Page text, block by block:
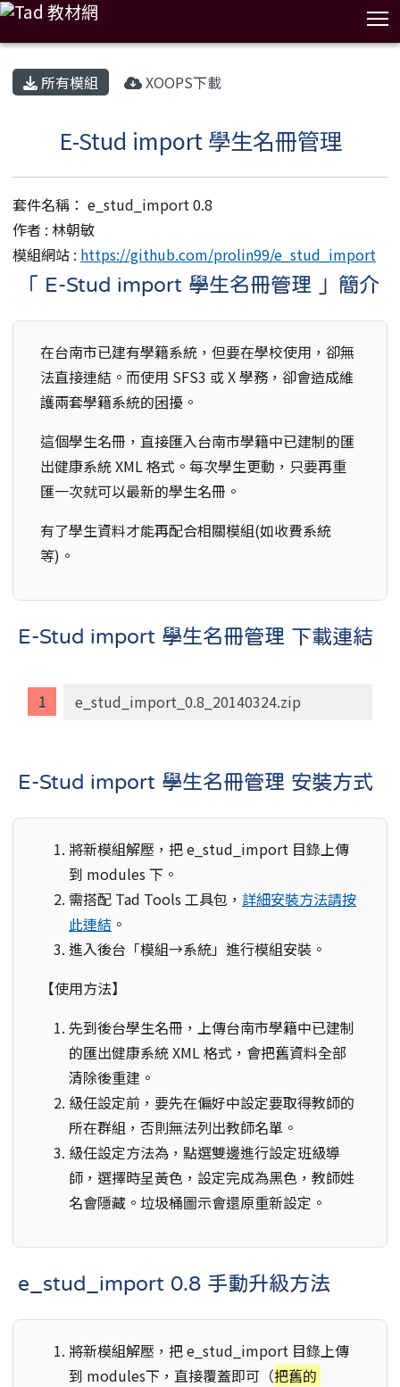
所有模組 XOOPS下載
E-Stud import 學生名冊管理
套件名稱： e_stud_import 0.8
作者 : 林朝敏
模組網站 : https://github.com/prolin99/e_stud_import
「 E-Stud import 學生名冊管理 」簡介
在台南市已建有學籍系統，但要在學校使用，卻無
法直接連結。而使用 SFS3 或 X 學務，卻會造成維
護兩套學籍系統的困擾。
這個學生名冊，直接匯入台南市學籍中已建制的匯
出健康系統 XML 格式。每次學生更動，只要再重
匯一次就可以最新的學生名冊。
有了學生資料才能再配合相關模組(如收費系統
等)。
E-Stud import 學生名冊管理 下載連結
e_stud_import_0.8_20140324.zip
E-Stud import 學生名冊管理 安裝方式
將新模組解壓，把 e_stud_import 目錄上傳
到 modules 下。
需搭配 Tad Tools 工具包， 詳細安裝方法請按
此連結 。
進入後台「模組→系統」進行模組安裝。
【使用方法】
先到後台學生名冊，上傳台南市學籍中已建制
的匯出健康系統 XML 格式，會把舊資料全部
清除後重建。
級任設定前，要先在偏好中設定要取得教師的
所在群組，否則無法列出教師名單。
級任設定方法為，點選雙邊進行設定班級導
師，選擇時呈黃色，設定完成為黑色，教師姓
名會隱藏。垃圾桶圖示會還原重新設定。
e_stud_import 0.8 手動升級方法
將新模組解壓，把 e_stud_import 目錄上傳
到 modules下，直接覆蓋即可（把舊的